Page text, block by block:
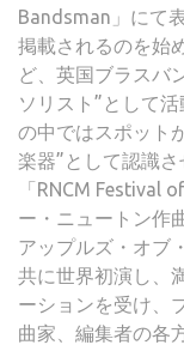
Bandsman」にて
掲載されるのを始
ど、英国ブラスバ
ソリスト”として
の中ではスポット
楽器”として認識
「RNCM Festival
ー・ニュートン作
アップルズ・オブ
共に世界初演し、
ーションを受け、
曲家、編集者の各